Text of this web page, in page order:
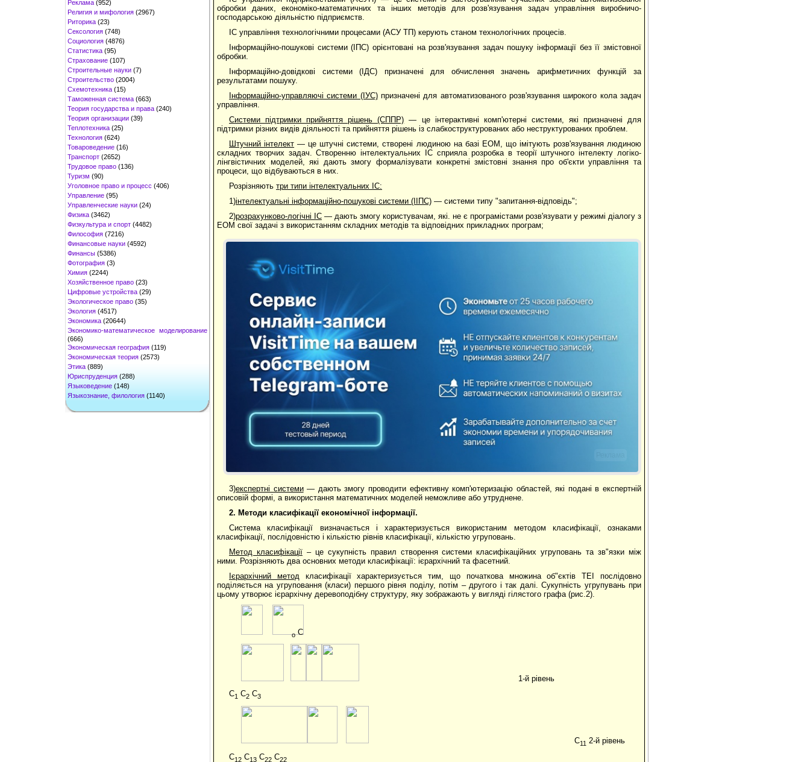
Реклама (952)
Религия и мифология (2967)
Риторика (23)
Сексология (748)
Социология (4876)
Статистика (95)
Страхование (107)
Строительные науки (7)
Строительство (2004)
Схемотехника (15)
Таможенная система (663)
Теория государства и права (240)
Теория организации (39)
Теплотехника (25)
Технология (624)
Товароведение (16)
Транспорт (2652)
Трудовое право (136)
Туризм (90)
Уголовное право и процесс (406)
Управление (95)
Управленческие науки (24)
Физика (3462)
Физкультура и спорт (4482)
Философия (7216)
Финансовые науки (4592)
Финансы (5386)
Фотография (3)
Химия (2244)
Хозяйственное право (23)
Цифровые устройства (29)
Экологическое право (35)
Экология (4517)
Экономика (20644)
Экономико-математическое моделирование
(666)
Экономическая география (119)
Экономическая теория (2573)
Этика (889)
Юриспруденция (288)
Языковедение (148)
Языкознание, филология (1140)
обробки даних, економіко-математичних та інших методів для розв'язування задач управління виробничо-
господарською діяльністю підприємств.
ІС управління технологічними процесами (АСУ ТП) керують станом технологічних процесів.
Інформаційно-пошукові системи (ІПС) орієнтовані на розв'язування задач пошуку інформації без її змістовної
обробки.
Інформаційно-довідкові системи (ІДС) призначені для обчислення значень арифметичних функцій за
результатами пошуку.
Інформаційно-управляючі системи (ІУС)призначені для автоматизованого розв'язування широкого кола задач
управління.
Системи підтримки прийняття рішень (СППР) — це інтерактивні комп'ютерні системи, які призначені для
підтримки різних видів діяльності та прийняття рішень із слабкоструктурованих або неструктурованих проблем.
Штучний інтелект — це штучні системи, створені людиною на базі ЕОМ, що імітують розв'язування людиною
складних творчих задач. Створенню інтелектуальних ІС сприяла розробка в теорії штучного інтелекту логіко-
лінгвістичних моделей, які дають змогу формалізувати конкретні змістовні знання про об'єкти управління та
процеси, що відбуваються в них.
Розрізняють три типи інтелектуальних ІС:
1)інтелектуальні інформаційно-пошукові системи (ІІПС) — системи типу "запитання-відповідь";
2)розрахунково-логічні ІС — дають змогу користувачам, які. не є програмістами розв'язувати у режимі діалогу з
ЕОМ свої задачі з використанням складних методів та відповідних прикладних програм;
3)експертні системи— дають змогу проводити ефективну комп'ютеризацію областей, які подані в експертній
описовій формі, а використання математичних моделей неможливе або утруднене.
2. Методи класифікації економічної інформації.
Система класифікації визначається і характеризується використаним методом класифікації, ознаками
класифікації, послідовністю і кількістю рівнів класифікації, кількістю угруповань.
Метод класифікації– це сукупність правил створення системи класифікаційних угруповань та зв"язки між
ними. Розрізняють два основних методи класифікації: ієрархічний та фасетний.
Ієрархічний метод класифікації характеризується тим, що початкова множина об"єктів ТЕІ послідовно
поділяється на угруповання (класи) першого рівня поділу, потім – другого і так далі. Сукупність угрупувань при
цьому утворює ієрархічну деревоподібну структуру, яку зображають у вигляді гілястого графа (рис.2).
о С
1-й рівень
С1 С2 С3
С11 2-й рівень
С12 С13 С22 С22